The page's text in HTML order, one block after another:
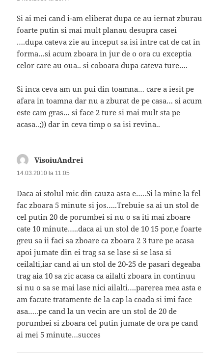
Si ai mei cand i-am eliberat dupa ce au iernat zburau
foarte putin si mai mult planau desupra casei
….dupa cateva zie au inceput sa isi intre cat de cat in
forma…si acum zboara in jur de o ora cu exceptia
celor care au oua.. si coboara dupa cateva ture….
Si inca ceva am un pui din toamna… care a iesit pe
afara in toamna dar nu a zburat de pe casa… si acum
este cam gras… si face 2 ture si mai mult sta pe
acasa..;)) dar in ceva timp o sa isi revina..
VisoiuAndrei
14.03.2010 la 11:05
Daca ai stolul mic din cauza asta e…..Si la mine la fel
fac zboara 5 minute si jos…..Trebuie sa ai un stol de
cel putin 20 de porumbei si nu o sa iti mai zboare
cate 10 minute…..daca ai un stol de 10 15 por,e foarte
greu sa ii faci sa zboare ca zboara 2 3 ture pe acasa
apoi jumate din ei trag sa se lase si se lasa si
ceilalti,iar cand ai un stol de 20-25 de pasari degeaba
trag aia 10 sa zic acasa ca ailalti zboara in continuu
si nu o sa se mai lase nici ailalti….parerea mea asta e
am facute tratamente de la cap la coada si imi face
asa…..pe cand la un vecin are un stol de 20 de
porumbei si zboara cel putin jumate de ora pe cand
ai mei 5 minute…succes